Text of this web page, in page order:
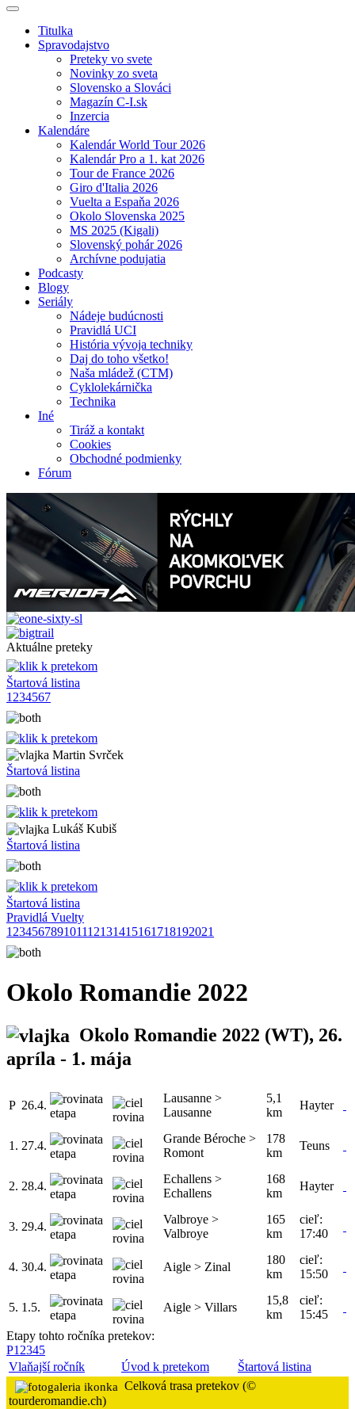
Titulka
Spravodajstvo
Preteky vo svete
Novinky zo sveta
Slovensko a Slováci
Magazín C-I.sk
Inzercia
Kalendáre
Kalendár World Tour 2026
Kalendár Pro a 1. kat 2026
Tour de France 2026
Giro d'Italia 2026
Vuelta a Espaňa 2026
Okolo Slovenska 2025
MS 2025 (Kigali)
Slovenský pohár 2026
Archívne podujatia
Podcasty
Blogy
Seriály
Nádeje budúcnosti
Pravidlá UCI
História vývoja techniky
Daj do toho všetko!
Naša mládež (CTM)
Cyklolekárnička
Technika
Iné
Tiráž a kontakt
Cookies
Obchodné podmienky
Fórum
Aktuálne preteky
Štartová listina
1 234567
Martin Svrček
Štartová listina
Lukáš Kubiš
Štartová listina
Štartová listina
Pravidlá Vuelty
1 23456789101112131415161718192021
Okolo Romandie 2022
Okolo Romandie 2022 (WT), 26.
apríla - 1. mája
P 26.4.
Lausanne >
Lausanne
5,1
km
Hayter
1. 27.4.
Grande Béroche >
Romont
178
km
Teuns
2. 28.4.
Echallens >
Echallens
168
km
Hayter
3. 29.4.
Valbroye >
Valbroye
165
km
cieľ:
17:40
4. 30.4. Aigle > Zinal
180
km
cieľ:
15:50
5. 1.5. Aigle > Villars
15,8
km
cieľ:
15:45
Etapy tohto ročníka pretekov:
P12345
Vlaňajší ročník
Úvod k pretekom
Štartová listina
Celková trasa pretekov (©
tourderomandie.ch)